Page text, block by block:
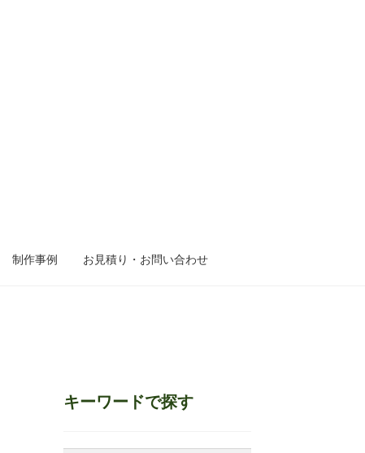
制作事例 お見積り・お問い合わせ
キーワードで探す